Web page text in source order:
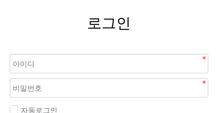
로그인
자동로그인